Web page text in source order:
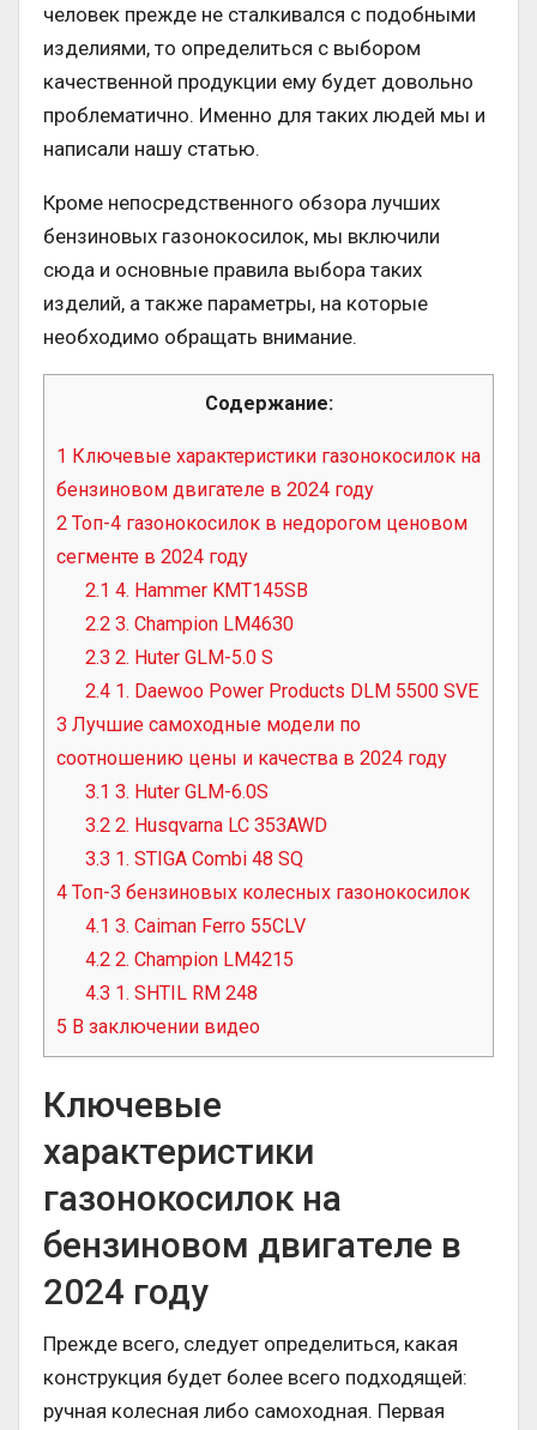
человек прежде не сталкивался с подобными
изделиями, то определиться с выбором
качественной продукции ему будет довольно
проблематично. Именно для таких людей мы и
написали нашу статью.
Кроме непосредственного обзора лучших
бензиновых газонокосилок, мы включили
сюда и основные правила выбора таких
изделий, а также параметры, на которые
необходимо обращать внимание.
Содержание:
1 Ключевые характеристики газонокосилок на
бензиновом двигателе в 2024 году
2 Топ-4 газонокосилок в недорогом ценовом
сегменте в 2024 году
2.1 4. Hammer KMT145SB
2.2 3. Champion LM4630
2.3 2. Huter GLM-5.0 S
2.4 1. Daewoo Power Products DLM 5500 SVE
3 Лучшие самоходные модели по
соотношению цены и качества в 2024 году
3.1 3. Huter GLM-6.0S
3.2 2. Husqvarna LC 353AWD
3.3 1. STIGA Combi 48 SQ
4 Топ-3 бензиновых колесных газонокосилок
4.1 3. Caiman Ferro 55CLV
4.2 2. Champion LM4215
4.3 1. SHTIL RM 248
5 В заключении видео
Ключевые
характеристики
газонокосилок на
бензиновом двигателе в
2024 году
Прежде всего, следует определиться, какая
конструкция будет более всего подходящей:
ручная колесная либо самоходная. Первая